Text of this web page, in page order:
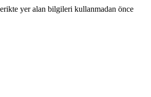
yer alan bilgileri kullanmadan önce